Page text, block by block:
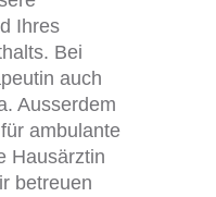
Ihres
Bei
auch
Ausserdem
ambulante
Hausärztin
betreuen